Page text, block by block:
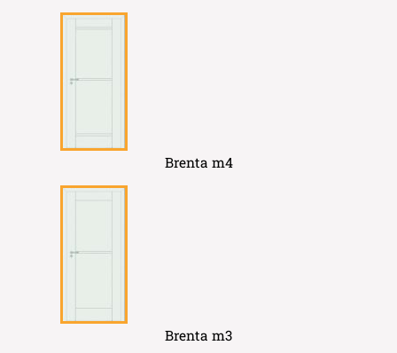
Brenta m4
Brenta m3